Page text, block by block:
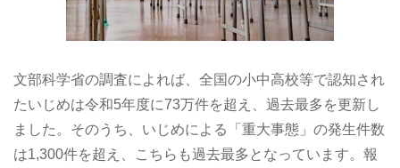
文部科学省の調査によれば、全国の小中高校等で認知され
たいじめは令和5年度に73万件を超え、過去最多を更新し
ました。そのうち、いじめによる「重大事態」の発生件数
は1,300件を超え、こちらも過去最多となっています。報